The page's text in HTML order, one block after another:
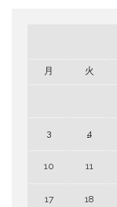
月 火
3 4
10 11
17 18